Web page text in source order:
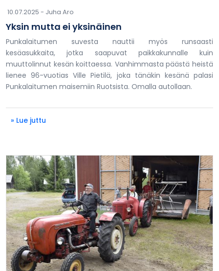
10.07.2025 - Juha Aro
Yksin mutta ei yksinäinen
Punkalaitumen suvesta nauttii myös runsaasti
kesäasukkaita, jotka saapuvat paikkakunnalle kuin
muuttolinnut kesän koittaessa. Vanhimmasta päästä heistä
lienee 96-vuotias Ville Pietilä, joka tänäkin kesänä palasi
Punkalaitumen maisemiin Ruotsista. Omalla autollaan.
» Lue juttu